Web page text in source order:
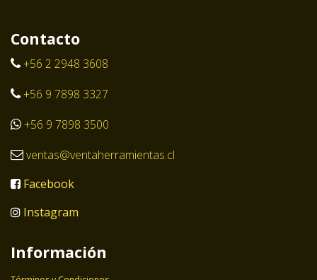
Contacto
+56 2 2948 3608
+56 9 7898 3327
+56 9 7898 3500
ventas@ventaherramientas.cl
Facebook
Instagram
Información